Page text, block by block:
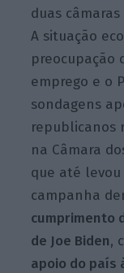
duas
A situação
preocupação
emprego e o
sondagens
republicanos
na Câmara
que até
campanha
cumprimento
de Joe Biden,
apoio do país